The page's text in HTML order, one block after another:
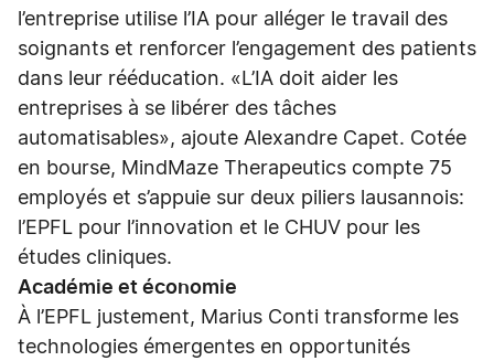
l’entreprise utilise l’IA pour alléger le travail des
soignants et renforcer l’engagement des patients
dans leur rééducation. «L’IA doit aider les
entreprises à se libérer des tâches
automatisables», ajoute Alexandre Capet. Cotée
en bourse, MindMaze Therapeutics compte 75
employés et s’appuie sur deux piliers lausannois:
l’EPFL pour l’innovation et le CHUV pour les
études cliniques.
Académie et économie
À l’EPFL justement, Marius Conti transforme les
technologies émergentes en opportunités